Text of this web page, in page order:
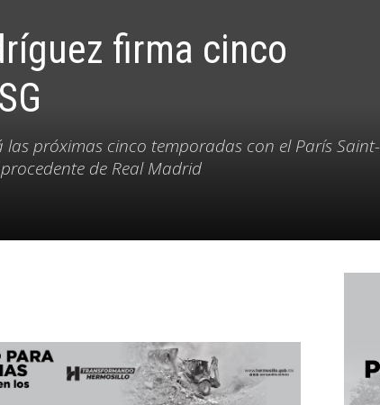
Segundo
firma cinco
las próximas cinco temporadas con el París Saint-
de Real Madrid